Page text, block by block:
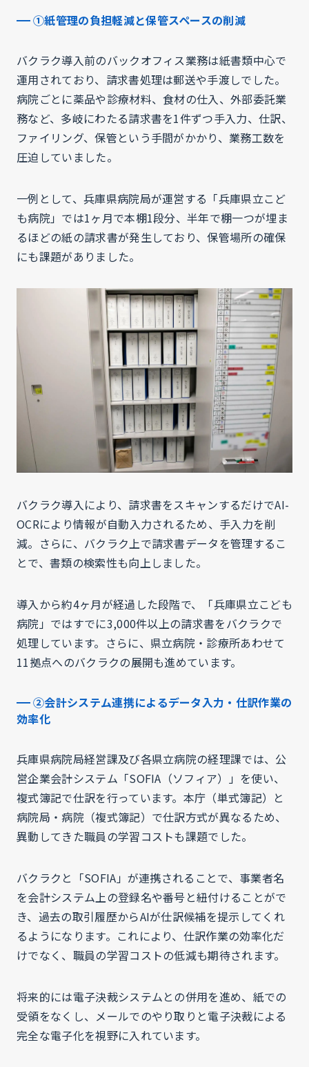
①紙管理の負担軽減と保管スペースの削減
バクラク導入前のバックオフィス業務は紙書類中心で
運用されており、請求書処理は郵送や手渡しでした。
病院ごとに薬品や診療材料、食材の仕入、外部委託業
務など、多岐にわたる請求書を1件ずつ手入力、仕訳、
ファイリング、保管という手間がかかり、業務工数を
圧迫していました。
一例として、兵庫県病院局が運営する「兵庫県立こど
も病院」では1ヶ月で本棚1段分、半年で棚一つが埋ま
るほどの紙の請求書が発生しており、保管場所の確保
にも課題がありました。
バクラク導入により、請求書をスキャンするだけでAI-
OCRにより情報が自動入力されるため、手入力を削
減。さらに、バクラク上で請求書データを管理するこ
とで、書類の検索性も向上しました。
導入から約4ヶ月が経過した段階で、「兵庫県立こども
病院」ではすでに3,000件以上の請求書をバクラクで
処理しています。さらに、県立病院・診療所あわせて
11拠点へのバクラクの展開も進めています。
②会計システム連携によるデータ入力・仕訳作業の
効率化
兵庫県病院局経営課及び各県立病院の経理課では、公
営企業会計システム「SOFIA（ソフィア）」を使い、
複式簿記で仕訳を行っています。本庁（単式簿記）と
病院局・病院（複式簿記）で仕訳方式が異なるため、
異動してきた職員の学習コストも課題でした。
バクラクと「SOFIA」が連携されることで、事業者名
を会計システム上の登録名や番号と紐付けることがで
き、過去の取引履歴からAIが仕訳候補を提示してくれ
るようになります。これにより、仕訳作業の効率化だ
けでなく、職員の学習コストの低減も期待されます。
将来的には電子決裁システムとの併用を進め、紙での
受領をなくし、メールでのやり取りと電子決裁による
完全な電子化を視野に入れています。